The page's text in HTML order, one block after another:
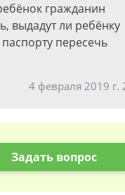
гражданин
выдадут ли ребёнку
пересечь
4 февраля 2019 г.
Задать вопрос